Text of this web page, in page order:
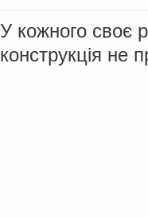
У кожного своє
конструкція не